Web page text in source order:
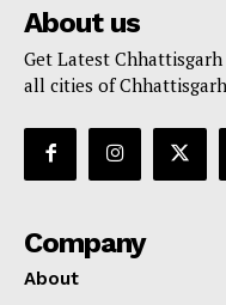
About us
Get Latest
all cities of Chhattisgarh
Company
About